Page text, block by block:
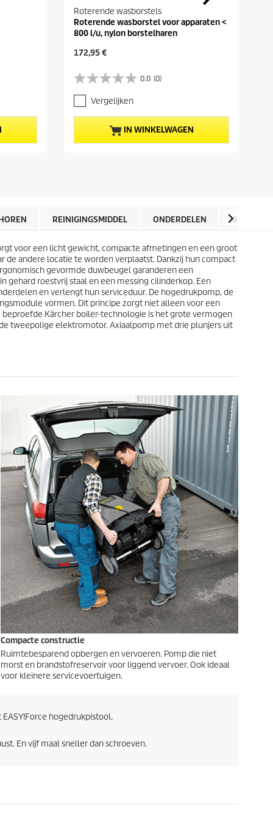
Roterende wasborstels
Roterende wasborstel voor apparaten <
800 l/u, nylon borstelharen
H
i
d
i
g
e
p
r
s
172,95 €
0.0 (0)
0
.
0
v
n
r
n
.
Vergelijken
IN WINKELWAGEN
REINIGINGSMIDDEL ONDERDELEN
voor een licht gewicht, compacte afmetingen en een groot
andere locatie te worden verplaatst. Dankzij hun compact
gevormde duwbeugel garanderen een
gehard roestvrij staal en een messing cilinderkop. Een
en verlengt hun serviceduur. De hogedrukpomp, de
vormen. Dit principe zorgt niet alleen voor een
Kärcher boiler-technologie is het grote vermogen
tweepolige elektromotor. Axiaalpomp met drie plunjers uit
Compacte constructie
Ruimtebesparend opbergen en vervoeren. Pomp die niet
morst en brandstofreservoir voor liggend vervoer. Ook ideaal
voor kleinere servicevoertuigen.
EASY!Force hogedrukpistool.
En vijf maal sneller dan schroeven.